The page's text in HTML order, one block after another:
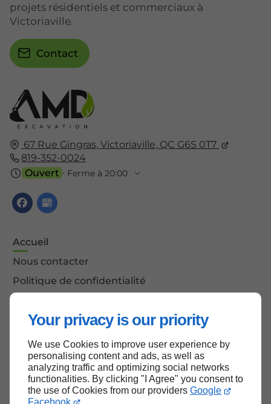
Your privacy is our priority
We use Cookies to improve user experience by
personalising content and ads, as well as
analyzing traffic and optimizing social networks
functionalities. By clicking "I Agree" you consent to
the use of Cookies from our providers Google
Facebook
67 Rue Gingras, Victoriaville, QC G6S 0T7
819-352-0024
Ouvert ⋅ Ferme à 20:00
Accueil
Nous contacter
Politique de confidentialité
projets résidentiels et commerciaux à
Victoriaville.
Contact
Haut de page